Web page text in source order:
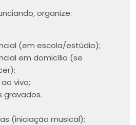
organize:
(em escola/estúdio);
em domicílio (se
vivo;
gravados.
(iniciação musical);